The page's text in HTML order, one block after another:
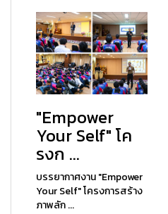
"Empower
Your Self" โค
รงก ...
บรรยากาศงาน "Empower
Your Self" โครงการสร้าง
ภาพลัก ...